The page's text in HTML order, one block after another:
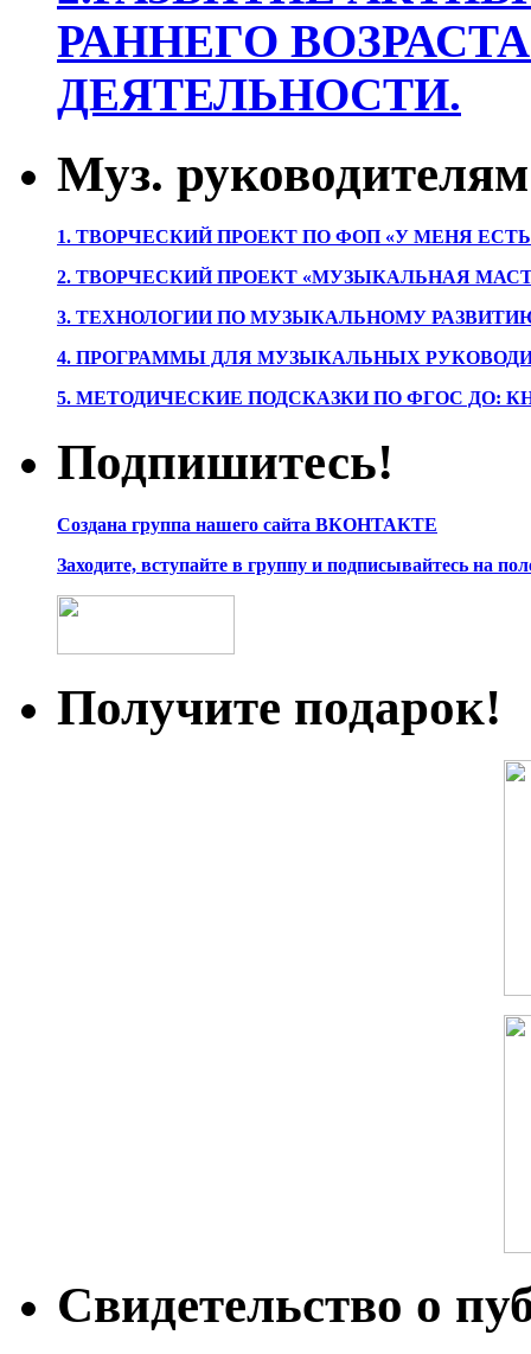
РАННЕГО
ДЕЯТЕЛЬНОСТИ.
Муз. руководителям
1. ТВОРЧЕСКИЙ ПРОЕКТ ПО ФОП «У МЕНЯ
2. ТВОРЧЕСКИЙ ПРОЕКТ «МУЗЫКАЛЬНАЯ
3. ТЕХНОЛОГИИ ПО МУЗЫКАЛЬНОМУ
4. ПРОГРАММЫ ДЛЯ МУЗЫКАЛЬНЫХ
5. МЕТОДИЧЕСКИЕ ПОДСКАЗКИ ПО ФГОС ДО:
Подпишитесь!
Создана группа нашего сайта ВКОНТАКТЕ
Заходите, вступайте в группу и подписывайтесь на
Получите подарок!
Свидетельство о